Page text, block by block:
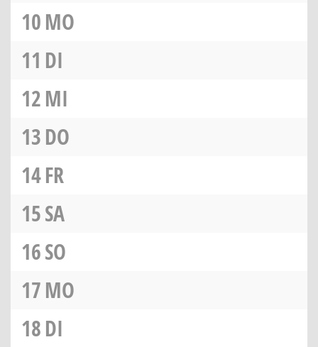
10MO
11 DI
12MI
13DO
14FR
15SA
16SO
17MO
18DI